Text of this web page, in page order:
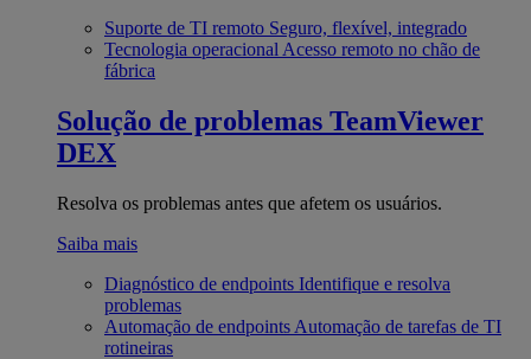
Suporte de TI remoto Seguro, flexível, integrado
Tecnologia operacional Acesso remoto no chão de
fábrica
Solução de problemas TeamViewer
DEX
Resolva os problemas antes que afetem os usuários.
Saiba mais
Diagnóstico de endpoints Identifique e resolva
problemas
Automação de endpoints Automação de tarefas de TI
rotineiras